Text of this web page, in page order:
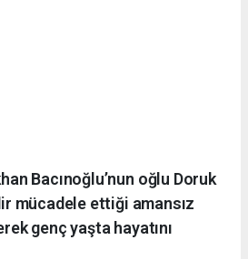
Bacınoğlu’nun oğlu Doruk
mücadele ettiği amansız
genç yaşta hayatını